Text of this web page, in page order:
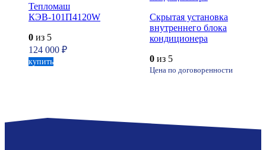
Тепломаш
КЭВ-101П4120W
0 из 5
124 000 ₽
купить
Скрытая установка
внутреннего блока
кондиционера
0из 5
Цена по договоренности